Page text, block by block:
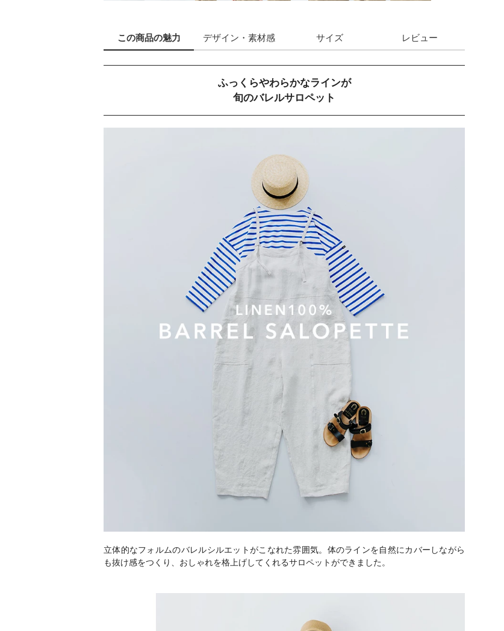
この商品の魅力 デザイン ・素材感 サイズ レビュー
ふっくらやわらかなラインが
旬のバレルサロペット
立体的なフォルムのバレルシルエットがこなれた雰囲気。体のラインを自然にカバーしながら
も抜け感をつくり、おしゃれを格上げしてくれるサロペットができました。